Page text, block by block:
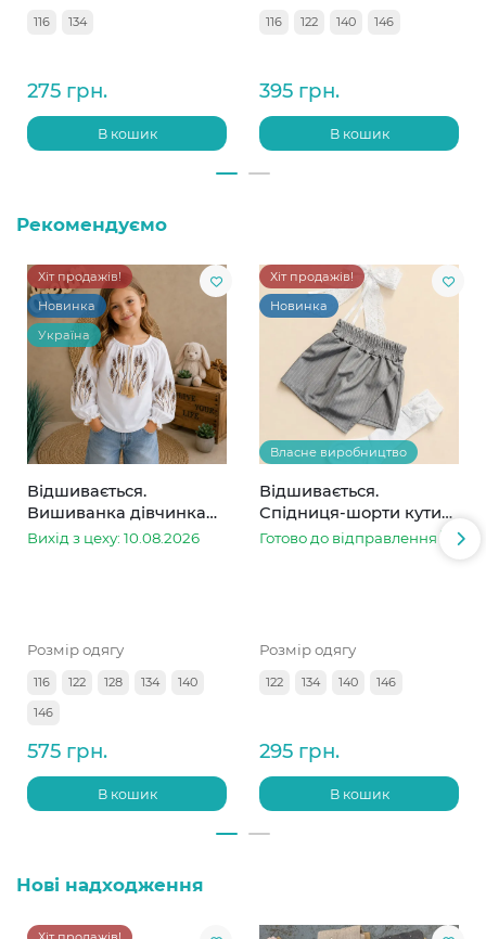
116 134
275 грн.
В кошик
116 122 140 146
395 грн.
В кошик
Рекомендуємо
Хіт продажів!
Новинка
Україна
Відшивається.
Вишиванка дівчинка
колоски
Вихід з цеху: 10.08.2026
Розмір одягу
116 122 128 134
140
146
575 грн.
В кошик
Хіт продажів!
Новинка
Власне виробництво
Відшивається.
Спідниця-шорти кутик
сіра в смужку
Готово до відправлення
Розмір одягу
122 134 140 146
295 грн.
В кошик
Нові надходження